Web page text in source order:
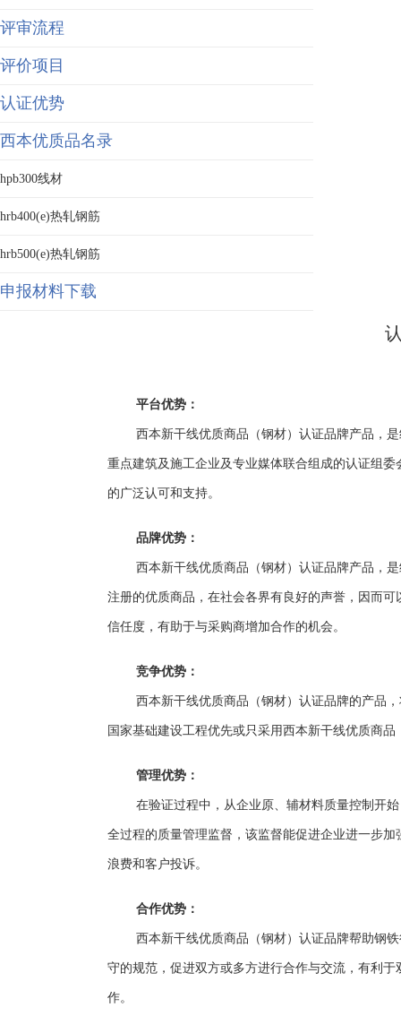
评审流程
评价项目
认证优势
西本优质品名录
hpb300线材
hrb400(e)热轧钢筋
hrb500(e)热轧钢筋
申报材料下载
平台优势：
西本新干线优质商品（钢材）认证品牌产品，
重点建筑及施工企业及专业媒体联合组成的认证组
的广泛认可和支持。
品牌优势：
西本新干线优质商品（钢材）认证品牌产品，
注册的优质商品，在社会各界有良好的声誉，因而
信任度，有助于与采购商增加合作的机会。
竞争优势：
西本新干线优质商品（钢材）认证品牌的产品
国家基础建设工程优先或只采用西本新干线优质商
管理优势：
在验证过程中，从企业原、辅材料质量控制开
全过程的质量管理监督，该监督能促进企业进一步
浪费和客户投诉。
合作优势：
西本新干线优质商品（钢材）认证品牌帮助钢
守的规范，促进双方或多方进行合作与交流，有利
作。